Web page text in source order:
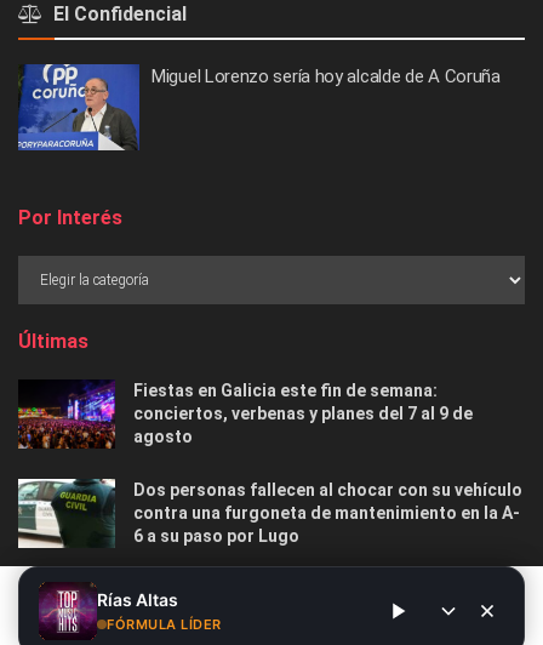
El Confidencial
Miguel Lorenzo sería hoy alcalde de A Coruña
Por Interés
Últimas
Fiestas en Galicia este fin de semana:
conciertos, verbenas y planes del 7 al 9 de
agosto
Dos personas fallecen al chocar con su vehículo
contra una furgoneta de mantenimiento en la A-
6 a su paso por Lugo
Las 12 playas gallegas con Bandera Azul menos
masificadas para disfrutar este verano
Rías Altas
FÓRMULA LÍDER
Este sitio web utiliza cookies. Al continuar utilizando este sitio
web, usted da su consentimiento para el uso de cookies. Visite